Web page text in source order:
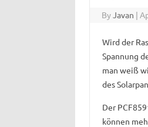
ByJavan |
Wird der
Spannung
man weiß
des
Der
können